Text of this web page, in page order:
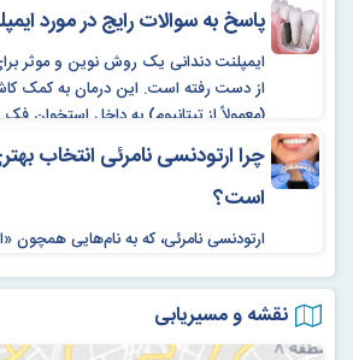
روکش زیبایی
درمان های تخصصی کودکان در محیطی
روکش زیبایی
ترمیم دندان و ...
دندانی کمک می‌کند.
پاسخ به سوالات رایج در مورد
ایمپلنت دندانی یک روش نوین و موثر
از دست رفته است. این درمان به کمک
(معمولاً از تیتانیوم) به داخل
تاج دندان مصنوعی روی آن قرار می‌گیرد.
چرا ارتودنسی نامرئی انتخاب
است؟
ارتودنسی نامرئی، که به نام‌هایی همچون
که برخلاف ارتودنسی‌های سنتی، از
استفاده نمی‌کند.
نقشه و مسیریابی